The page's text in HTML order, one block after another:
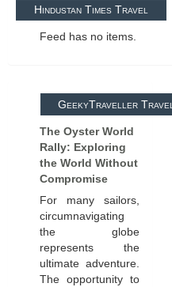
Hindustan Times Travel
Feed has no items.
GeekyTraveller Travel
The Oyster World
Rally: Exploring
the World Without
Compromise
For many sailors,
circumnavigating
the globe
represents the
ultimate adventure.
The opportunity to